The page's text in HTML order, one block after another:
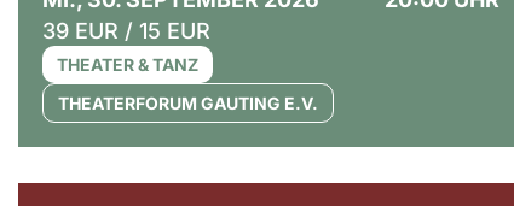
39 EUR / 15 EUR
THEATER & TANZ
THEATERFORUM GAUTING E.V.